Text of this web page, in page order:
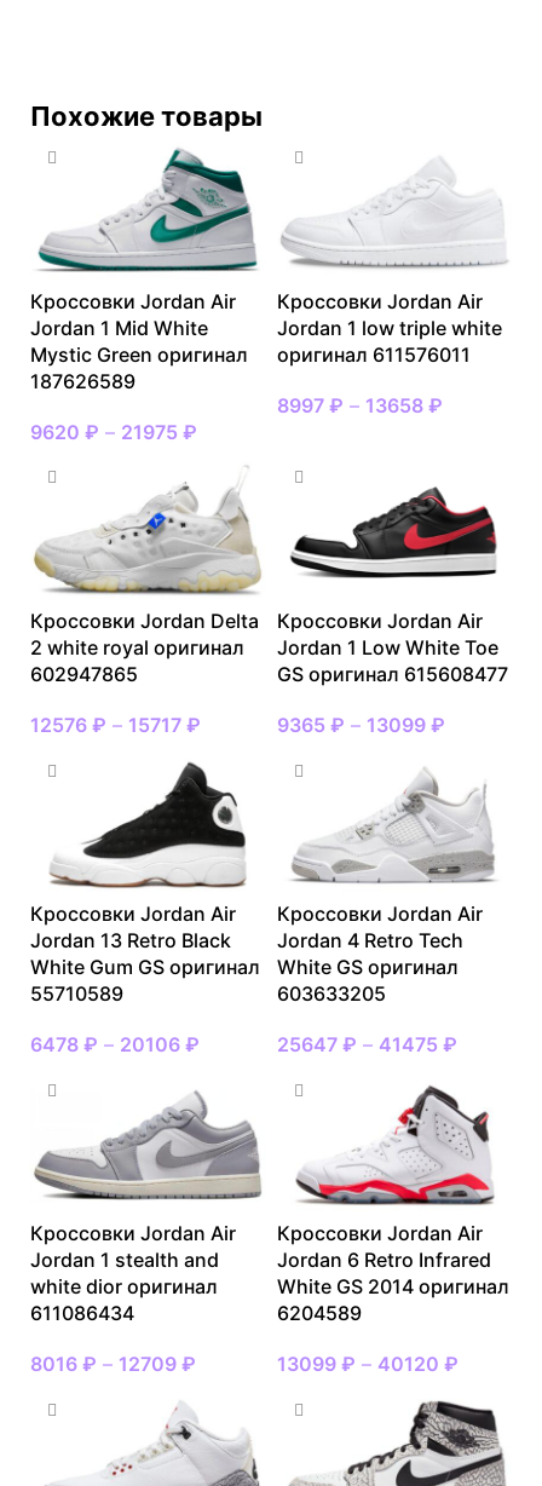
Похожие товары
Кроссовки Jordan Air
Jordan 1 Mid White
Mystic Green оригинал
187626589
9620 ₽ – 21975 ₽
Кроссовки Jordan Air
Jordan 1 low triple white
оригинал 611576011
8997 ₽ – 13658 ₽
Кроссовки Jordan Delta
2 white royal оригинал
602947865
12576 ₽ – 15717 ₽
Кроссовки Jordan Air
Jordan 1 Low White Toe
GS оригинал 615608477
9365 ₽ – 13099 ₽
Кроссовки Jordan Air
Jordan 13 Retro Black
White Gum GS оригинал
55710589
6478 ₽ – 20106 ₽
Кроссовки Jordan Air
Jordan 4 Retro Tech
White GS оригинал
603633205
25647 ₽ – 41475 ₽
Кроссовки Jordan Air
Jordan 1 stealth and
white dior оригинал
611086434
8016 ₽ – 12709 ₽
Кроссовки Jordan Air
Jordan 6 Retro Infrared
White GS 2014 оригинал
6204589
13099 ₽ – 40120 ₽